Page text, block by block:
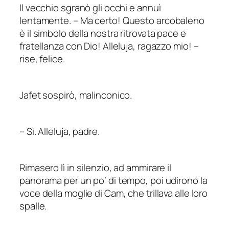
Il vecchio sgranò gli occhi e annuì
lentamente. – Ma certo! Questo arcobaleno
è il simbolo della nostra ritrovata pace e
fratellanza con Dio! Alleluja, ragazzo mio! –
rise, felice.
Jafet sospirò, malinconico.
–Sì. Alleluja, padre.
Rimasero lì in silenzio, ad ammirare il
panorama per un po’ di tempo, poi udirono la
voce della moglie di Cam, che trillava alle loro
spalle.